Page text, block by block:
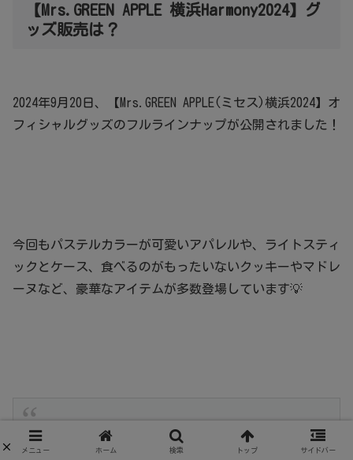
【Mrs.GREEN APPLE 横浜Harmony2024】グ
ッズ販売は？
2024年9月20日、【Mrs.GREEN APPLE(ミセス)横浜2024】オ
フィシャルグッズのフルラインナップが公開されました！
今回もパステルカラーが可愛いアパレルや、ライトスティ
ックとケース、食べるのがもったいないクッキーやマドレ
ーヌなど、豪華なアイテムが多数登場しています💡
【グッズ情報🎼】
メニュー ホーム 検索 トップ サイドバー